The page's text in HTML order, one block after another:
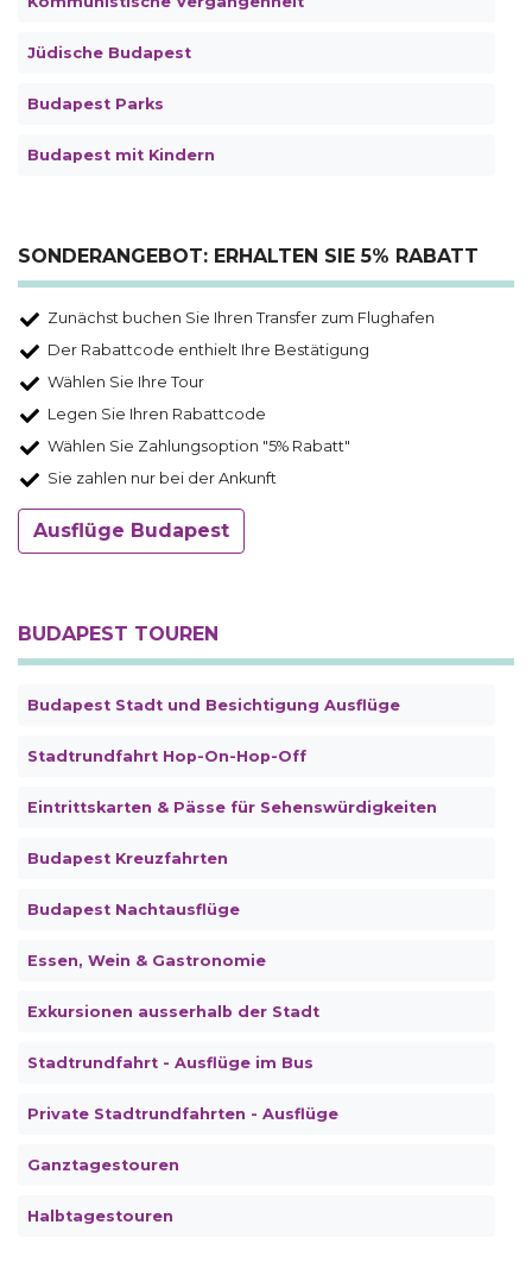
Jüdische Budapest
Budapest Parks
Budapest mit Kindern
SONDERANGEBOT: ERHALTEN SIE 5% RABATT
Zunächst buchen Sie Ihren Transfer zum Flughafen
Der Rabattcode enthielt Ihre Bestätigung
Wählen Sie Ihre Tour
Legen Sie Ihren Rabattcode
Wählen Sie Zahlungsoption "5% Rabatt"
Sie zahlen nur bei der Ankunft
Ausflüge Budapest
BUDAPEST TOUREN
Budapest Stadt und Besichtigung Ausflüge
Stadtrundfahrt Hop-On-Hop-Off
Eintrittskarten & Pässe für Sehenswürdigkeiten
Budapest Kreuzfahrten
Budapest Nachtausflüge
Essen, Wein & Gastronomie
Exkursionen ausserhalb der Stadt
Stadtrundfahrt - Ausflüge im Bus
Private Stadtrundfahrten - Ausflüge
Ganztagestouren
Halbtagestouren